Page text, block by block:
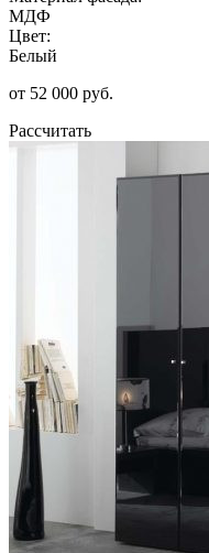
МДФ
Цвет:
Белый
от 52 000 руб.
Рассчитать